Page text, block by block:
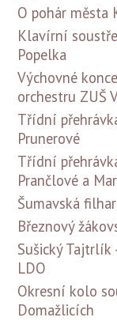
O pohár města
Klavírní
Popelka
Výchovné
orchestru ZUŠ
Třídní
Prunerové
Třídní
Prančlové a
Šumavská
Březnový
Sušický Tajtrlík
LDO
Okresní kolo
Domažlicích